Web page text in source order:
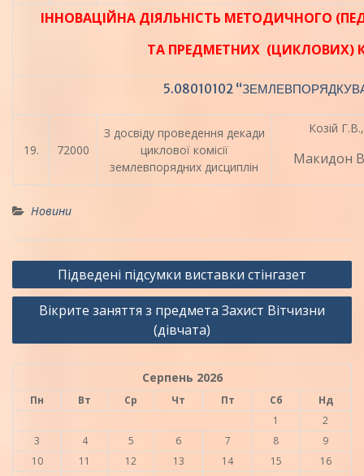
ІННОВАЦІЙНА ДІЯЛЬНІСТЬ МЕТОДИЧНОГО
ТА ПРЕДМЕТНИХ (ЦИКЛОВИХ)
5.08010102
19. 72000
З досвіду проведення декади
циклової комісії
землевпорядних дисциплін
Козій Г.В.,
Макидон
Новини
Навігація
записів
Підведені підсумки виставки стінгазет
Вікрите заняття з предмета Захист Вітчизни
(дівчата)
Серпень 2026
Пн Вт Ср Чт Пт Сб
Нд
1
2
3
4 5 6 7 8
9
10
11 12 13 14 15
16